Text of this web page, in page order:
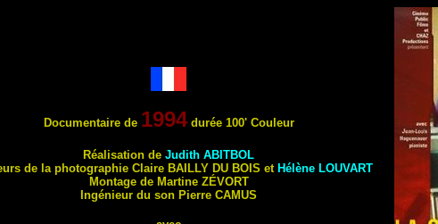
Documentairede 1994durée 100' Couleur
Réalisation de Judith ABITBOL
de la photographie Claire BAILLY DU BOIS et Hélène LOUVART
Montage de Martine ZÉVORT
Ingénieur du son Pierre CAMUS